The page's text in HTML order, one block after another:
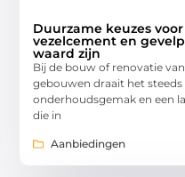
Duurzame keuzes
vezelcement en
waard zijn
Bij de bouw of renovatie
gebouwen draait het
onderhoudsgemak en een
die in
Aanbiedingen